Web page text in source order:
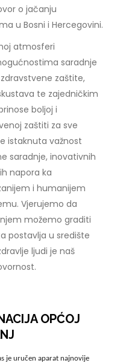
o jačanju
u Bosni i Hercegovini.
atmosferi
saradnje
zaštite,
te zajedničkim
boljoj i
zaštiti za sve
istaknuta važnost
saradnje, inovativnih
napora ka
i humanijem
Vjerujemo da
možemo graditi
postavlja u središte
ljudi je naš
OPĆOJ
je uručen aparat najnovije